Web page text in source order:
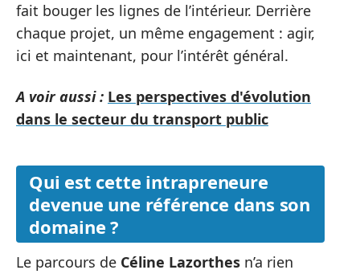
fait bouger les lignes de l’intérieur. Derrière
chaque projet, un même engagement : agir,
ici et maintenant, pour l’intérêt général.
A voir aussi : Les perspectives d'évolution
dans le secteur du transport public
Qui est cette intrapreneure
devenue une référence dans son
domaine ?
Le parcours de Céline Lazorthes n’a rien